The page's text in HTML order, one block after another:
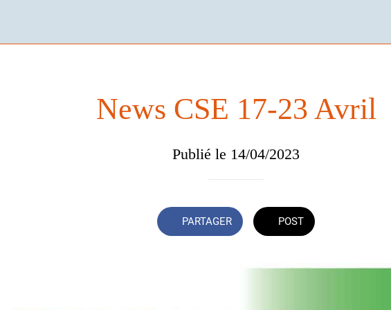
News CSE 17-23 Avril
Publié le 14/04/2023
PARTAGER POST